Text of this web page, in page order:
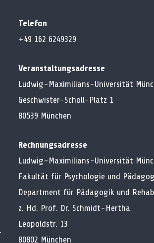
Telefon
+49 162 6249329
Veranstaltungsadresse
Ludwig-Maximilians-Universität
Geschwister-Scholl-Platz 1
80539 München
Rechnungsadresse
Ludwig-Maximilians-Universität
Fakultät für Psychologie und
Department für Pädagogik und
z. Hd. Prof. Dr. Schmidt-Hertha
Leopoldstr. 13
80802 München